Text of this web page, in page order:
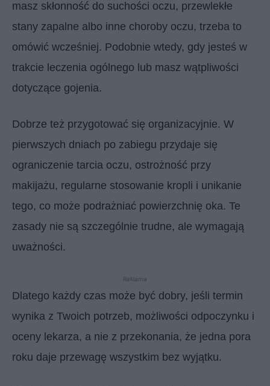
masz skłonność do suchości oczu, przewlekłe
stany zapalne albo inne choroby oczu, trzeba to
omówić wcześniej. Podobnie wtedy, gdy jesteś w
trakcie leczenia ogólnego lub masz wątpliwości
dotyczące gojenia.
Dobrze też przygotować się organizacyjnie. W
pierwszych dniach po zabiegu przydaje się
ograniczenie tarcia oczu, ostrożność przy
makijażu, regularne stosowanie kropli i unikanie
tego, co może podrażniać powierzchnię oka. Te
zasady nie są szczególnie trudne, ale wymagają
uważności.
Reklama
Dlatego każdy czas może być dobry, jeśli termin
wynika z Twoich potrzeb, możliwości odpoczynku i
oceny lekarza, a nie z przekonania, że jedna pora
roku daje przewagę wszystkim bez wyjątku.